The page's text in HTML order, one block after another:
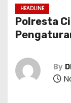
HEADLINE
Polresta
By